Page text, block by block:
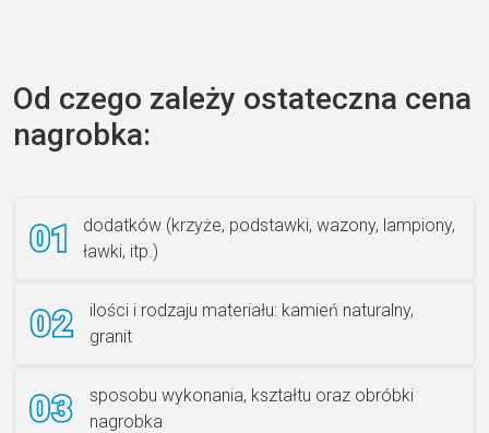
Książka 2
Ławka granitowa LG 12
Od czego zależy ostateczna cena
nagrobka:
dodatków (krzyże, podstawki, wazony, lampiony,
ławki, itp.)
ilości i rodzaju materiału: kamień naturalny,
granit
sposobu wykonania, kształtu oraz obróbki
nagrobka